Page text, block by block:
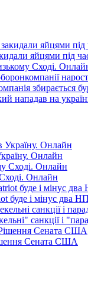
яйцями під
Сході.
збирається
нападав на
Онлайн
Онлайн
буде і мінус два
санкції і
Сената США